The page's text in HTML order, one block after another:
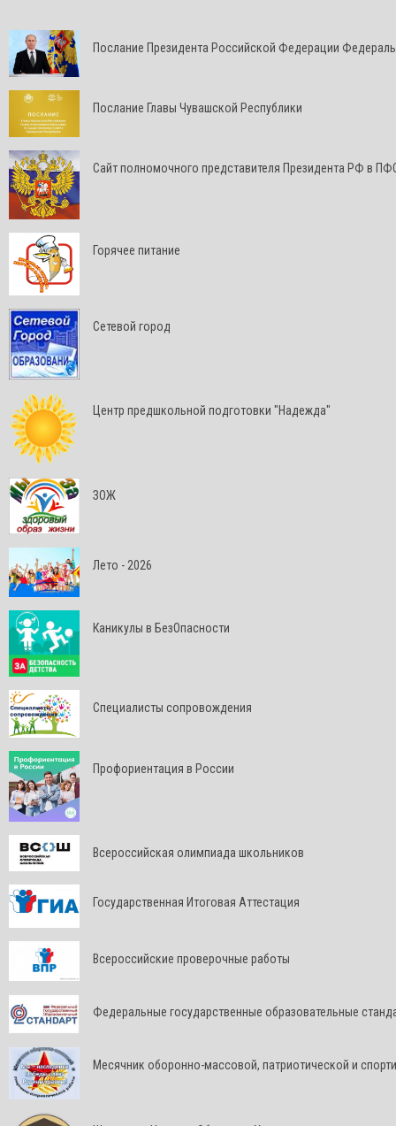
Послание Президента Российской Федерации
Послание Главы Чувашской Республики
Cайт полномочного представителя Президента РФ в
Горячее питание
Сетевой город
Центр предшкольной подготовки "Надежда"
ЗОЖ
Лето - 2026
Каникулы в БезОпасности
Специалисты сопровождения
Профориентация в России
Всероссийская олимпиада школьников
Государственная Итоговая Аттестация
Всероссийские проверочные работы
Федеральные государственные образовательные
Месячник оборонно-массовой, патриотической и